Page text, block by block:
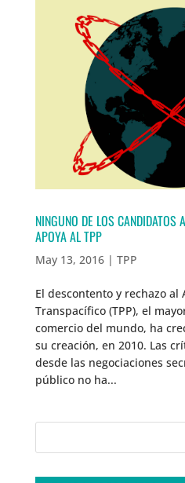
NINGUNO DE LOS CANDIDATOS
APOYA AL TPP
May 13, 2016| TPP
El descontento y rechazo al
Transpacífico (TPP), el
comercio del mundo, ha
su creación, en 2010. Las
desde las negociaciones
público no ha...